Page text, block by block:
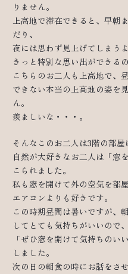
りません。
上高地で滞在できると、早朝
だり、
夜には思わず見上げてしまう
きっと特別な思い出ができる
こちらのお二人も上高地で、
できない本当の上高地の姿を
ん。
羨ましいな・・・。
そんなこのお二人は3階の部屋
自然が大好きなお二人は「窓
こられました。
私も窓を開けて外の空気を部
エアコンよりも好きです。
この時期昼間は暑いですが、
してとても気持ちがいいので、
「ぜひ窓を開けて気持ちのい
しました。
次の日の朝食の時にお話をさ